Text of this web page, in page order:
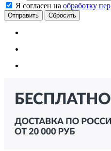
Я согласен на обработку
Сбросить